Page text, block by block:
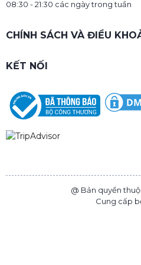
bản nhất.
Dịch vụ ăn uống
Khi bạn đặt chân đến một
không chỉ tìm kiếm một chỗ
08:30 - 21:30 các ngày trong tuần
CHÍNH SÁCH VÀ ĐIỀU
KẾT NỐI
@ Bản quyền
Cung cấp